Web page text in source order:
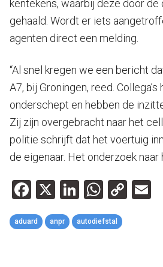
kentekens, waarbij deze door de
gehaald. Wordt er iets
agenten direct een melding.
“Al snel kregen we een bericht
A7, bij Groningen, reed.
onderschept en hebben de
Zij zijn overgebracht naar het
politie schrijft dat het voertuig
de eigenaar. Het onderzoek naar
Facebook
X LinkedIn
Copy
aduard anpr autodiefstal